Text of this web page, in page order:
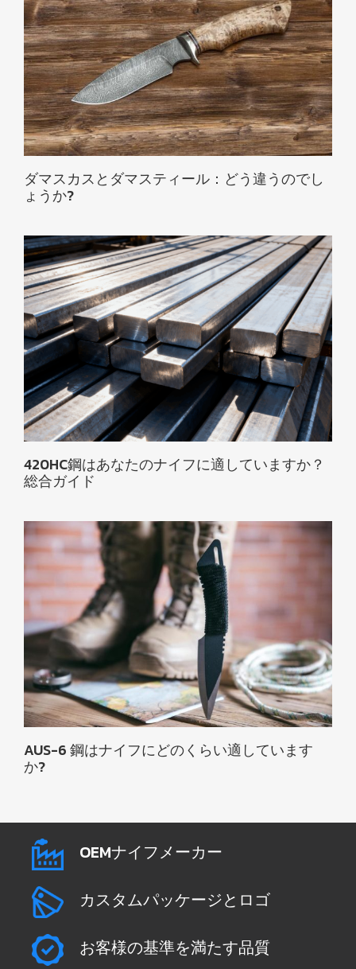
ダマスカスとダマスティール：どう違うのでし
ょうか?
420HC鋼はあなたのナイフに適していますか？
総合ガイド
AUS-6 鋼はナイフにどのくらい適しています
か?
OEMナイフメーカー
カスタムパッケージとロゴ
お客様の基準を満たす品質